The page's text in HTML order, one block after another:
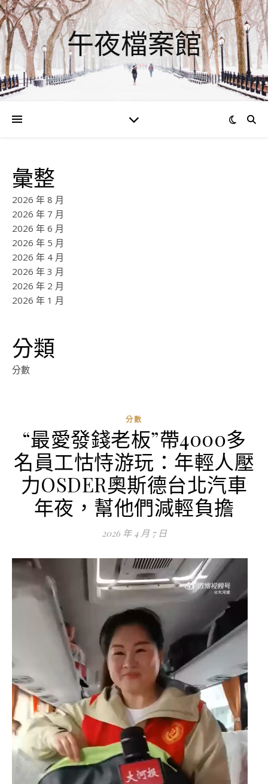
午夜檔案館
彙整
2026 年 8 月
2026 年 7 月
2026 年 6 月
2026 年 5 月
2026 年 4 月
2026 年 3 月
2026 年 2 月
2026 年 1 月
分類
分數
分數
“最愛發錢老板”帶4000多
名員工怙恃游玩：年輕人壓
力OSDER奧斯德台北汽車
年夜，幫他們減輕負擔
2026 年 4 月 7 日